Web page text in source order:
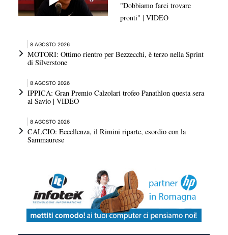
"Dobbiamo farci trovare
pronti" | VIDEO
8 AGOSTO 2026
MOTORI: Ottimo rientro per Bezzecchi, è terzo nella Sprint
di Silverstone
8 AGOSTO 2026
IPPICA: Gran Premio Calzolari trofeo Panathlon questa sera
al Savio | VIDEO
8 AGOSTO 2026
CALCIO: Eccellenza, il Rimini riparte, esordio con la
Sammaurese